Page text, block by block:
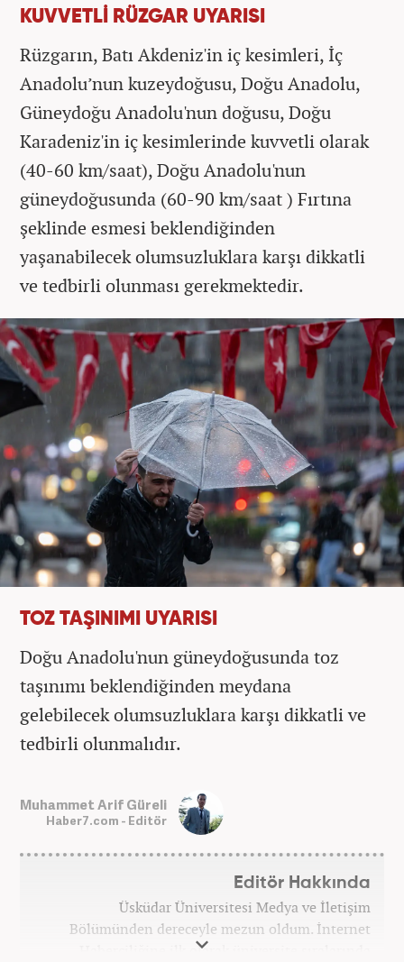
KUVVETLİ RÜZGAR UYARISI
Rüzgarın, Batı Akdeniz'in iç kesimleri, İç
Anadolu’nun kuzeydoğusu, Doğu Anadolu,
Güneydoğu Anadolu'nun doğusu, Doğu
Karadeniz'in iç kesimlerinde kuvvetli olarak
(40-60 km/saat), Doğu Anadolu'nun
güneydoğusunda (60-90 km/saat ) Fırtına
şeklinde esmesi beklendiğinden
yaşanabilecek olumsuzluklara karşı dikkatli
ve tedbirli olunması gerekmektedir.
TOZ TAŞINIMI UYARISI
Doğu Anadolu'nun güneydoğusunda toz
taşınımı beklendiğinden meydana
gelebilecek olumsuzluklara karşı dikkatli ve
tedbirli olunmalıdır.
Muhammet Arif Güreli
Haber7.com - Editör
Editör Hakkında
Üsküdar Üniversitesi Medya ve İletişim
Bölümünden dereceyle mezun oldum. İnternet
Haberciliğine ilk olarak üniversite sıralarında